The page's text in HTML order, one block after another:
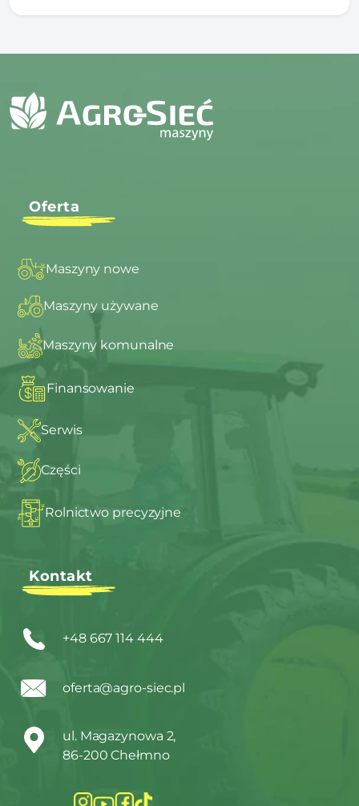
Oferta
Maszyny nowe
Maszyny używane
Maszyny komunalne
Finansowanie
Serwis
Części
Rolnictwo precyzyjne
Kontakt
+48 667 114 444
oferta@agro-siec.pl
ul. Magazynowa 2,
86-200 Chełmno